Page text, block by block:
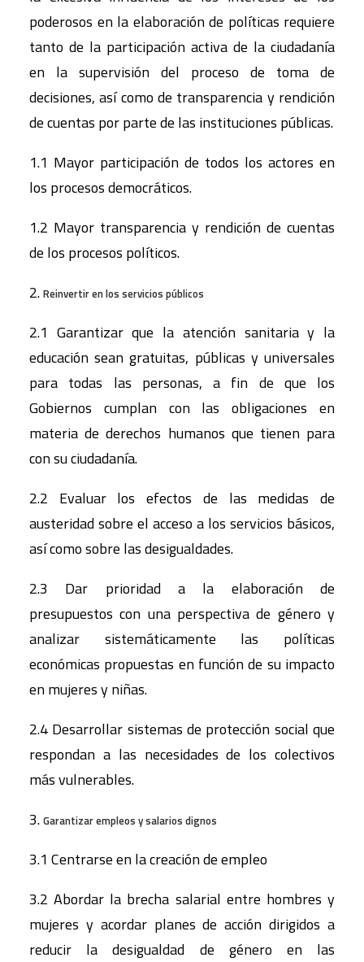
poderosos en la elaboración de políticas requiere
tanto de la participación activa de la ciudadanía
en la supervisión del proceso de toma de
decisiones, así como de transparencia y rendición
de cuentas por parte de las instituciones públicas.
1.1 Mayor participación de todos los actores en
los procesos democráticos.
1.2 Mayor transparencia y rendición de cuentas
de los procesos políticos.
2. Reinvertir en los servicios públicos
2.1 Garantizar que la atención sanitaria y la
educación sean gratuitas, públicas y universales
para todas las personas, a fin de que los
Gobiernos cumplan con las obligaciones en
materia de derechos humanos que tienen para
con su ciudadanía.
2.2 Evaluar los efectos de las medidas de
austeridad sobre el acceso a los servicios básicos,
así como sobre las desigualdades.
2.3 Dar prioridad a la elaboración de
presupuestos con una perspectiva de género y
analizar sistemáticamente las políticas
económicas propuestas en función de su impacto
en mujeres y niñas.
2.4 Desarrollar sistemas de protección social que
respondan a las necesidades de los colectivos
más vulnerables.
3. Garantizar empleos y salarios dignos
3.1 Centrarse en la creación de empleo
3.2 Abordar la brecha salarial entre hombres y
mujeres y acordar planes de acción dirigidos a
reducir la desigualdad de género en las